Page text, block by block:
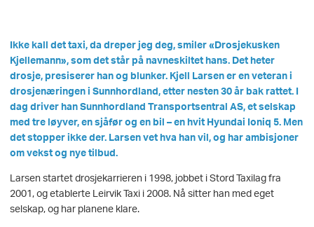
Ikke kall det taxi, da dreper jeg deg, smiler «Drosjekusken
Kjellemann», som det står på navneskiltet hans. Det heter
drosje, presiserer han og blunker. Kjell Larsen er en veteran i
drosjenæringen i Sunnhordland, etter nesten 30 år bak rattet. I
dag driver han Sunnhordland Transportsentral AS, et selskap
med tre løyver, en sjåfør og en bil – en hvit Hyundai Ioniq 5. Men
det stopper ikke der. Larsen vet hva han vil, og har ambisjoner
om vekst og nye tilbud.
Larsen startet drosjekarrieren i 1998, jobbet i Stord Taxilag fra
2001, og etablerte Leirvik Taxi i 2008. Nå sitter han med eget
selskap, og har planene klare.